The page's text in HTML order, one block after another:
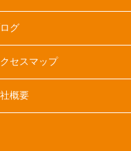
グ
セスマップ
概要